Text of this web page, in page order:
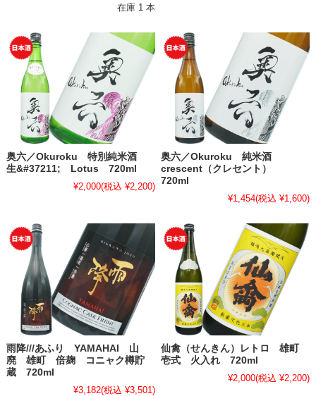
在庫 1 本
奥六／Okuroku 特別純米酒
生&#37211; Lotus 720ml
¥2,000(税込 ¥2,200)
奥六／Okuroku 純米酒
crescent（クレセント）
720ml
¥1,454(税込 ¥1,600)
雨降///あふり YAMAHAI 山
廃 雄町 倍麹 コニャク樽貯
蔵 720ml
¥3,182(税込 ¥3,501)
仙禽（せんきん）レトロ 雄町
壱式 火入れ 720ml
¥2,000(税込 ¥2,200)